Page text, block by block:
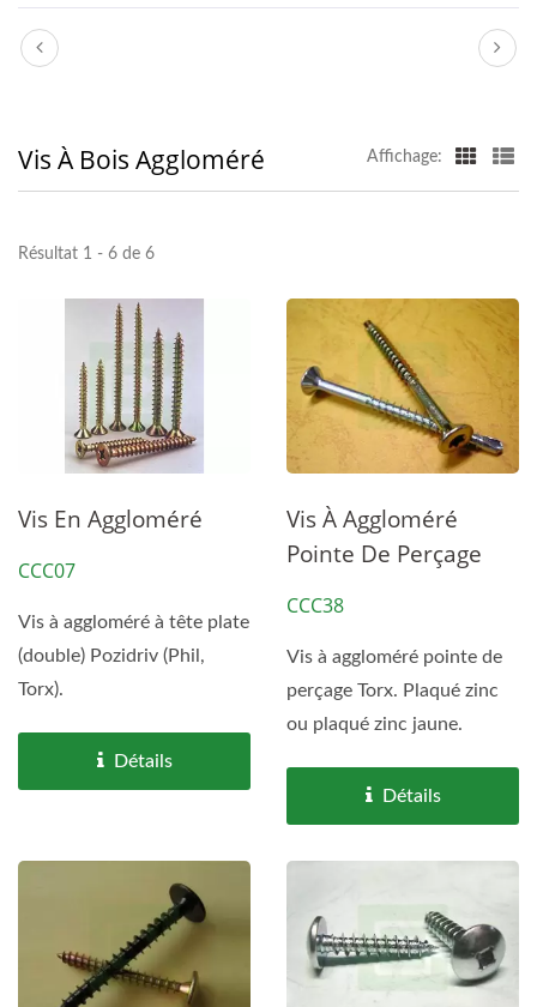
Vis À Bois Aggloméré Affichage:
Résultat 1 - 6 de 6
Vis En Aggloméré
CCC07
Vis à aggloméré à tête plate
(double) Pozidriv (Phil,
Torx).
Détails
Vis À Aggloméré
Pointe De Perçage
CCC38
Vis à aggloméré pointe de
perçage Torx. Plaqué zinc
ou plaqué zinc jaune.
Détails